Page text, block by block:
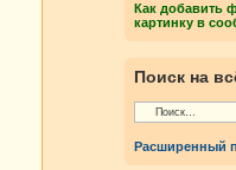
Как добавить
картинку в
Поиск на
Расширенный